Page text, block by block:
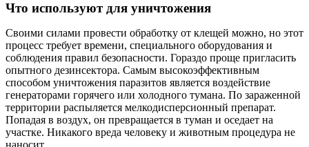
Что используют для уничтожения
Своими силами провести обработку от клещей можно, но этот
процесс требует времени, специального оборудования и
соблюдения правил безопасности. Гораздо проще пригласить
опытного дезинсектора. Самым высокоэффективным
способом уничтожения паразитов является воздействие
генераторами горячего или холодного тумана. По зараженной
территории распыляется мелкодисперсионный препарат.
Попадая в воздух, он превращается в туман и оседает на
участке. Никакого вреда человеку и животным процедура не